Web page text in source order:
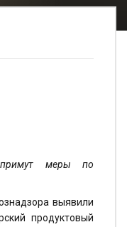
примут меры по
выявили
продуктовый